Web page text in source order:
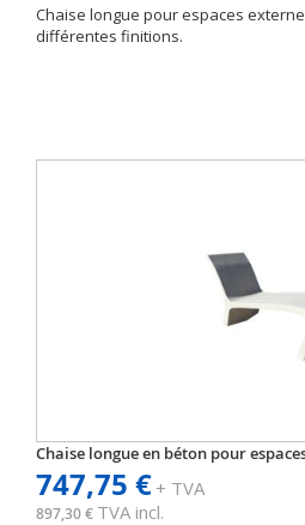
Chaise longue pour espaces
différentes finitions.
Chaise longue en béton pour
747,75 €+ TVA
897,30 € TVA incl.